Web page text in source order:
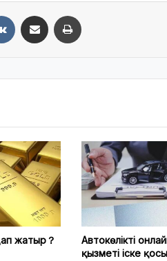
жатыр？
Автокөлікті
қызметі іске